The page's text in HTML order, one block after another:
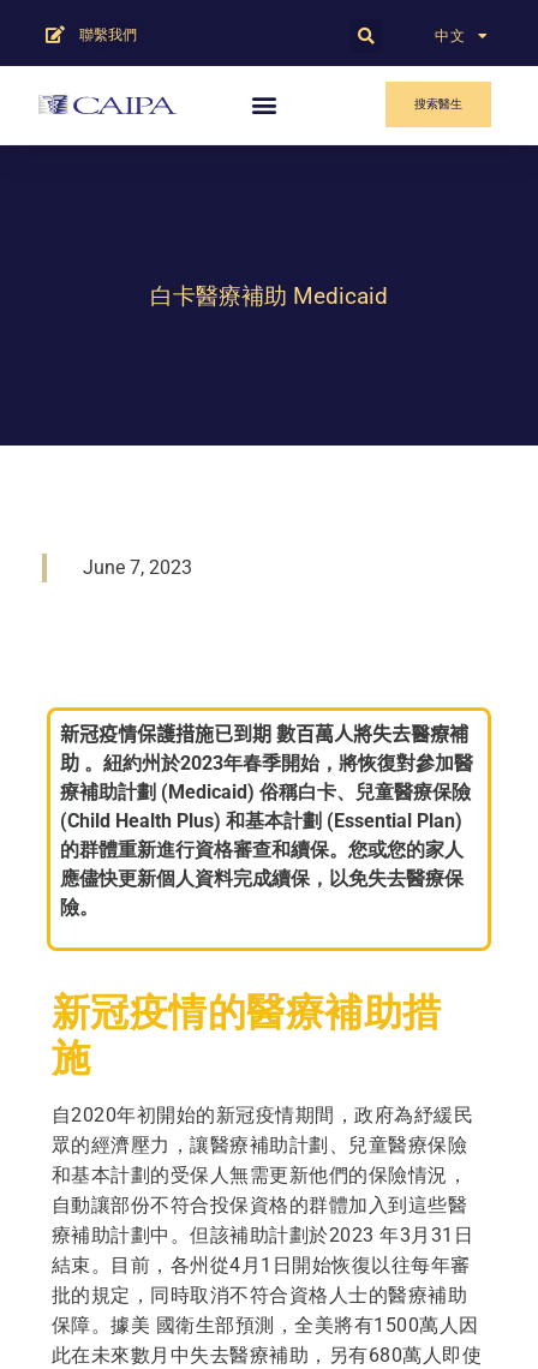
中文
English
聯繫我們
搜索醫生
白卡醫療補助 Medicaid
June 7, 2023
新冠疫情保護措施已到期 數百萬人將失去醫療補
助。 紐約州於2023年春季開始，將恢復對參加醫
療補助計劃 (Medicaid) 俗稱白卡、兒童醫療保險
(Child Health Plus) 和基本計劃 (Essential Plan)
的群體重新進行資格審查和續保。您或您的家人
應儘快更新個人資料完成續保，以免失去醫療保
險。
新冠疫情的醫療補助措
施
自2020年初開始的新冠疫情期間，政府為紓緩民
眾的經濟壓力，讓醫療補助計劃、兒童醫療保險
和基本計劃的受保人無需更新他們的保險情況，
自動讓部份不符合投保資格的群體加入到這些醫
療補助計劃中。但該補助計劃於2023 年3月31日
結束。目前，各州從4月1日開始恢復以往每年審
批的規定，同時取消不符合資格人士的醫療補助
保障。據美 國衛生部預測，全美將有1500萬人因
此在未來數月中失去醫療補助，另有680萬人即使